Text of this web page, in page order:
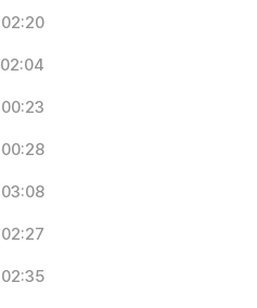
02:20
02:04
00:23
00:28
03:08
02:27
02:35